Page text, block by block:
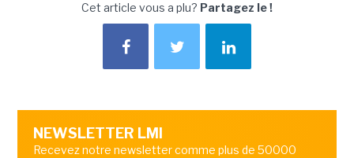
Cet article vous a plu? Partagez le !
NEWSLETTER LMI
Recevez notre newsletter comme plus de 50000